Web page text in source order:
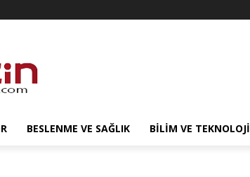
BESLENME VE SAĞLIK BILIM VE TEKNOLOJI